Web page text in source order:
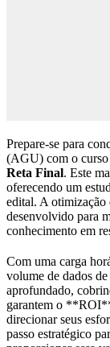
Prepare-se para
(AGU) com o curso
Reta Final. Este
oferecendo um
edital. A otimização
desenvolvido para
conhecimento em
Com uma carga
volume de dados
aprofundado,
garantem o
direcionar seus
passo estratégico